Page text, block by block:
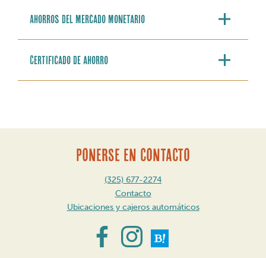
Ahorros del mercado monetario
Certificado de ahorro
PONERSE EN CONTACTO
(325) 677-2274
Contacto
Ubicaciones y cajeros automáticos